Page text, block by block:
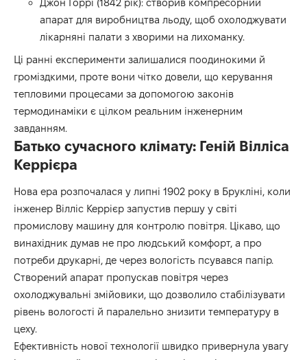
Джон Горрі (1842 рік): створив компресорний
апарат для виробництва льоду, щоб охолоджувати
лікарняні палати з хворими на лихоманку.
Ці ранні експерименти залишалися поодинокими й
громіздкими, проте вони чітко довели, що керування
тепловими процесами за допомогою законів
термодинаміки є цілком реальним інженерним
завданням.
Батько сучасного клімату: Геній Вілліса
Керрієра
Нова ера розпочалася у липні 1902 року в Брукліні, коли
інженер Вілліс Керрієр запустив першу у світі
промислову машину для контролю повітря. Цікаво, що
винахідник думав не про людський комфорт, а про
потреби друкарні, де через вологість псувався папір.
Створений апарат пропускав повітря через
охолоджувальні змійовики, що дозволило стабілізувати
рівень вологості й паралельно знизити температуру в
цеху.
Ефективність нової технології швидко привернула увагу